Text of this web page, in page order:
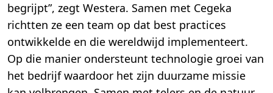
begrijpt”, zegt Westera. Samen met Cegeka
richtten ze een team op dat best practices
ontwikkelde en die wereldwijd implementeert.
Op die manier ondersteunt technologie groei van
het bedrijf waardoor het zijn duurzame missie